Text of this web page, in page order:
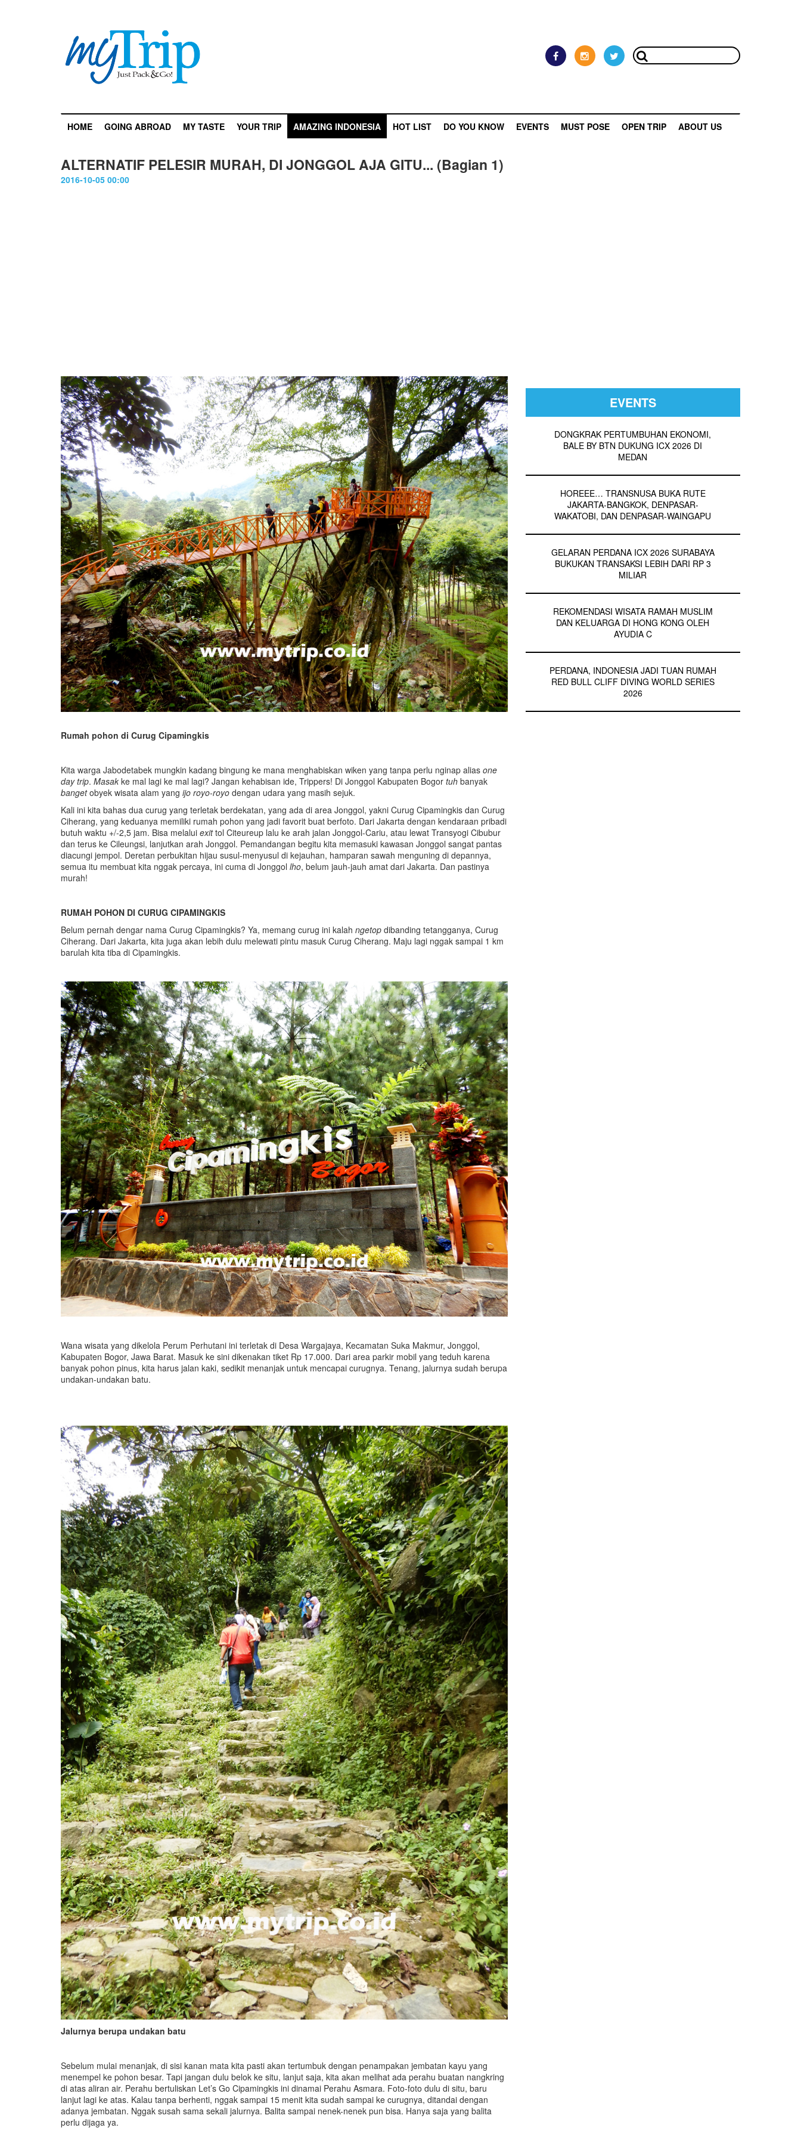
HOME GOING ABROAD MY TASTE YOUR TRIP AMAZING INDONESIA HOT LIST DO YOU KNOW EVENTS MUST POSE OPEN TRIP ABOUT US
ALTERNATIF PELESIR MURAH, DI JONGGOL AJA GITU... (Bagian 1)
2016-10-05 00:00
Rumah pohon di Curug Cipamingkis
Kita warga Jabodetabek mungkin kadang bingung ke mana menghabiskan wiken yang tanpa perlu nginap alias one
day trip. Masak ke mal lagi ke mal lagi? Jangan kehabisan ide, Trippers! Di Jonggol Kabupaten Bogor tuh banyak
bangetobyek wisata alam yang ijo royo-royo dengan udara yang masih sejuk.
Kali ini kita bahas dua curug yang terletak berdekatan, yang ada di area Jonggol, yakni Curug Cipamingkis dan Curug
Ciherang, yang keduanya memiliki rumah pohon yang jadi favorit buat berfoto. Dari Jakarta dengan kendaraan pribadi
butuh waktu +/-2,5 jam. Bisa melalui exittol Citeureup lalu ke arah jalan Jonggol-Cariu, atau lewat Transyogi Cibubur
dan terus ke Cileungsi, lanjutkan arah Jonggol. Pemandangan begitu kita memasuki kawasan Jonggol sangat pantas
diacungi jempol. Deretan perbukitan hijau susul-menyusul di kejauhan, hamparan sawah menguning di depannya,
semua itu membuat kita nggak percaya, ini cuma di Jonggol lho, belum jauh-jauh amat dari Jakarta. Dan pastinya
murah!
RUMAH POHON DI CURUG CIPAMINGKIS
Belum pernah dengar nama Curug Cipamingkis? Ya, memang curug ini kalah ngetop dibanding tetangganya, Curug
Ciherang. Dari Jakarta, kita juga akan lebih dulu melewati pintu masuk Curug Ciherang. Maju lagi nggak sampai 1 km
barulah kita tiba di Cipamingkis.
Wana wisata yang dikelola Perum Perhutani ini terletak di Desa Wargajaya, Kecamatan Suka Makmur, Jonggol,
Kabupaten Bogor, Jawa Barat. Masuk ke sini dikenakan tiket Rp 17.000. Dari area parkir mobil yang teduh karena
banyak pohon pinus, kita harus jalan kaki, sedikit menanjak untuk mencapai curugnya. Tenang, jalurnya sudah berupa
undakan-undakan batu.
Jalurnya berupa undakan batu
Sebelum mulai menanjak, di sisi kanan mata kita pasti akan tertumbuk dengan penampakan jembatan kayu yang
menempel ke pohon besar. Tapi jangan dulu belok ke situ, lanjut saja, kita akan melihat ada perahu buatan nangkring
di atas aliran air. Perahu bertuliskan Let’s Go Cipamingkis ini dinamai Perahu Asmara. Foto-foto dulu di situ, baru
lanjut lagi ke atas. Kalau tanpa berhenti, nggak sampai 15 menit kita sudah sampai ke curugnya, ditandai dengan
adanya jembatan. Nggak susah sama sekali jalurnya. Balita sampai nenek-nenek pun bisa. Hanya saja yang balita
perlu dijaga ya.
EVENTS
DONGKRAK PERTUMBUHAN EKONOMI,
BALE BY BTN DUKUNG ICX 2026 DI
MEDAN
HOREEE… TRANSNUSA BUKA RUTE
JAKARTA-BANGKOK, DENPASAR-
WAKATOBI, DAN DENPASAR-WAINGAPU
GELARAN PERDANA ICX 2026 SURABAYA
BUKUKAN TRANSAKSI LEBIH DARI RP 3
MILIAR
REKOMENDASI WISATA RAMAH MUSLIM
DAN KELUARGA DI HONG KONG OLEH
AYUDIA C
PERDANA, INDONESIA JADI TUAN RUMAH
RED BULL CLIFF DIVING WORLD SERIES
2026